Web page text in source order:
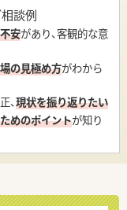
談例
安があり、客観的な意
の見極め方がわから
、現状を振り返りたい
めのポイントが知り